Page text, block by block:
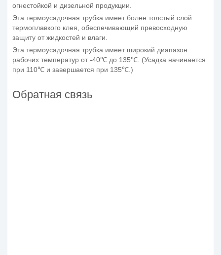
огнестойкой и дизельной продукции.
Эта термоусадочная трубка имеет более толстый слой
термоплавкого клея, обеспечивающий превосходную
защиту от жидкостей и влаги.
Эта термоусадочная трубка имеет широкий диапазон
рабочих температур от -40℃ до 135℃. (Усадка начинается
при 110℃ и завершается при 135℃.)
Обратная связь